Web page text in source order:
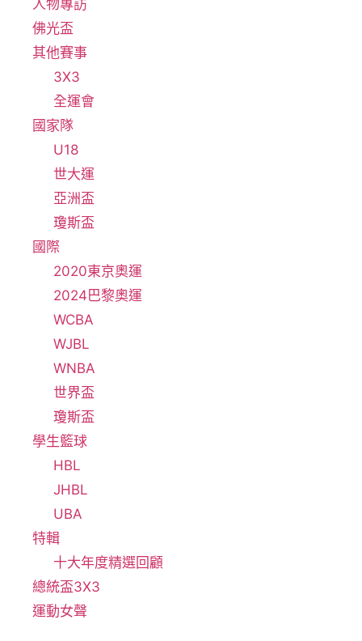
人物專訪
佛光盃
其他賽事
3X3
全運會
國家隊
U18
世大運
亞洲盃
瓊斯盃
國際
2020東京奧運
2024巴黎奧運
WCBA
WJBL
WNBA
世界盃
瓊斯盃
學生籃球
HBL
JHBL
UBA
特輯
十大年度精選回顧
總統盃3X3
運動女聲